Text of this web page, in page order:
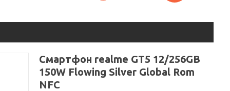
Смартфон realme GT5 12/256GB
150W Flowing Silver Global Rom
NFC